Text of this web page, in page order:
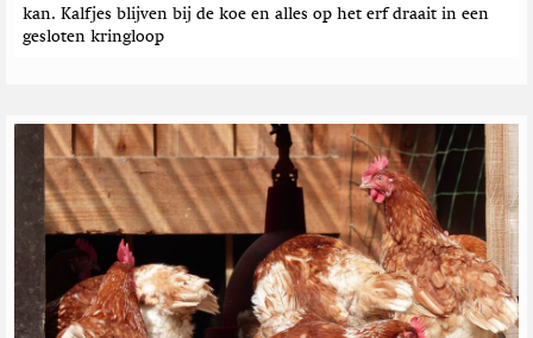
kan. Kalfjes blijven bij de koe en alles op het erf draait in een
gesloten kringloop